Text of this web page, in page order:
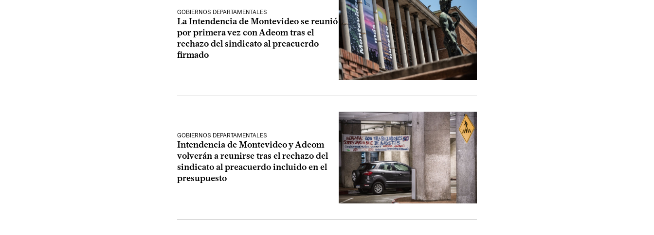
GOBIERNOS DEPARTAMENTALES
La Intendencia de Montevideo se reunió
por primera vez con Adeom tras el
rechazo del sindicato al preacuerdo
firmado
GOBIERNOS DEPARTAMENTALES
Intendencia de Montevideo y Adeom
volverán a reunirse tras el rechazo del
sindicato al preacuerdo incluido en el
presupuesto